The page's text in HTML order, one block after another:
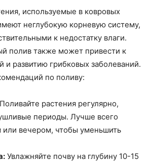
используемые в ковровых
неглубокую корневую систему,
к недостатку влаги.
полив также может привести к
и развитию грибковых заболеваний.
по поливу:
Поливайте растения регулярно,
периоды. Лучше всего
или вечером, чтобы уменьшить
Увлажняйте почву на глубину 10-15